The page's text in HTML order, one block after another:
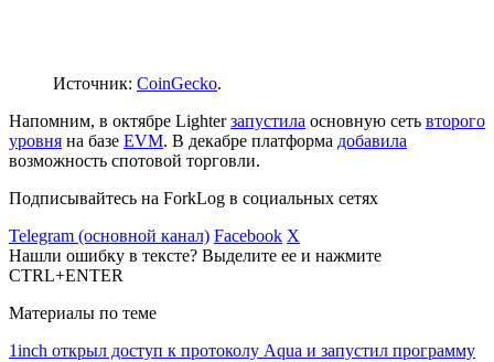
Источник: CoinGecko.
Напомним, в октябре Lighterзапустила основную сеть второго
уровня на базе EVM. В декабре платформа добавила
возможность спотовой торговли.
Подписывайтесь на ForkLog в социальных сетях
Telegram (основной канал) Facebook X
Нашли ошибку в тексте? Выделите ее и нажмите
CTRL+ENTER
Материалы по теме
1inch открыл доступ к протоколу Aqua и запустил программу